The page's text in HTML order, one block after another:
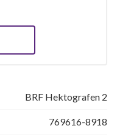
BRF Hektografen 2
769616-8918